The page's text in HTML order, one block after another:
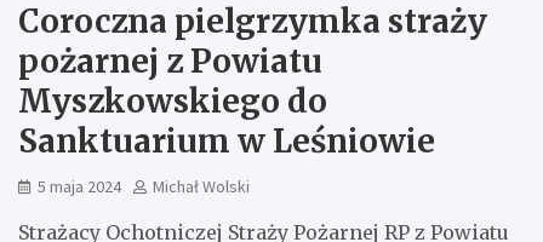
Coroczna pielgrzymka straży
pożarnej z Powiatu
Myszkowskiego do
Sanktuarium w Leśniowie
5 maja 2024 Michał Wolski
Strażacy Ochotniczej Straży Pożarnej RP z Powiatu